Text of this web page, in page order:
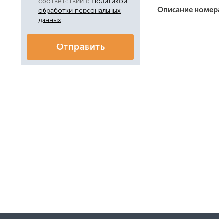
обработки персональных
данных.
Отправить
Описание